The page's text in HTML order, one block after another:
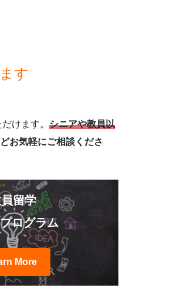
す
けます。 シニアや教員以
お気軽にご相談くださ
留学
ログラム
More